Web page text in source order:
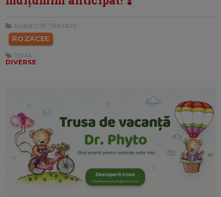
SUBIECTE TRATATE:
ROZACEE
TEMA:
DIVERSE